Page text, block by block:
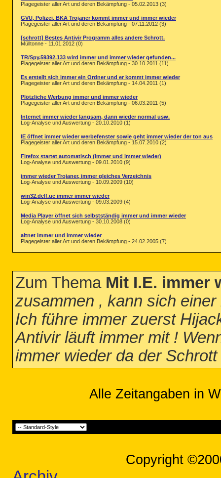
Plagegeister aller Art und deren Bekämpfung - 05.02.2013 (3)
GVU, Polizei, BKA Trojaner kommt immer und immer wieder
Plagegeister aller Art und deren Bekämpfung - 07.11.2012 (3)
[schrott] Bestes Antivir Programm alles andere Schrott.
Mülltonne - 11.01.2012 (0)
TR/Spy.59392.133 wird immer und immer wieder gefunden...
Plagegeister aller Art und deren Bekämpfung - 30.10.2011 (11)
Es erstellt sich immer ein Ordner und er kommt immer wieder
Plagegeister aller Art und deren Bekämpfung - 14.04.2011 (1)
Plötzliche Werbung immer und immer wieder
Plagegeister aller Art und deren Bekämpfung - 06.03.2011 (5)
Internet immer wieder langsam, dann wieder normal usw.
Log-Analyse und Auswertung - 20.10.2010 (1)
IE öffnet immer wieder werbefenster sowie geht immer wieder der ton aus
Plagegeister aller Art und deren Bekämpfung - 15.07.2010 (2)
Firefox startet automatisch (immer und immer wieder)
Log-Analyse und Auswertung - 09.01.2010 (9)
immer wieder Trojaner, immer gleiches Verzeichnis
Log-Analyse und Auswertung - 10.09.2009 (10)
win32.delf.uc immer immer wieder
Log-Analyse und Auswertung - 09.03.2009 (4)
Media Player öffnet sich selbstständig immer und immer wieder
Log-Analyse und Auswertung - 30.10.2008 (0)
altnet immer und immer wieder
Plagegeister aller Art und deren Bekämpfung - 24.02.2005 (7)
Zum Thema Mit I.E. immer
zusammen , kann sich
Ich führe immer zuerst
Antivir läuft immer mit !
immer wieder da der Schrott
Alle Zeitangaben in
Copyright